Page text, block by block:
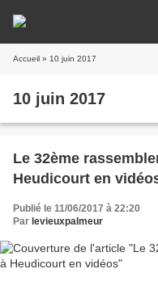
Accueil » 10 juin 2017
10 juin 2017
Le 32ème
Heudicourt en
Publié le 11/06/2017 à 22:20
Par levieuxpalmeur